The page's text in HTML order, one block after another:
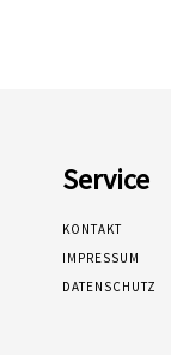
Service
KONTAKT
IMPRESSUM
DATENSCHUTZ